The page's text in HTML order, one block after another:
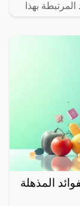
المرتبطة بهذا
المذهلة